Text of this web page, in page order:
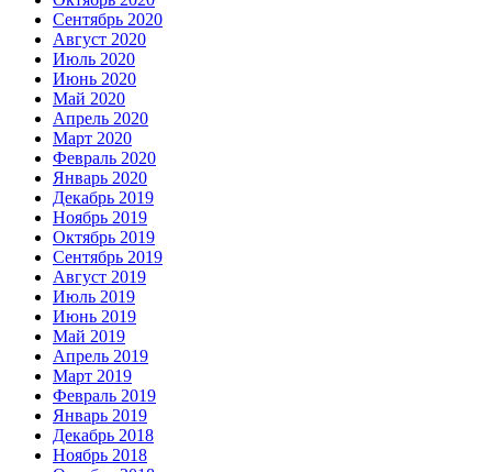
Сентябрь 2020
Август 2020
Июль 2020
Июнь 2020
Май 2020
Апрель 2020
Март 2020
Февраль 2020
Январь 2020
Декабрь 2019
Ноябрь 2019
Октябрь 2019
Сентябрь 2019
Август 2019
Июль 2019
Июнь 2019
Май 2019
Апрель 2019
Март 2019
Февраль 2019
Январь 2019
Декабрь 2018
Ноябрь 2018